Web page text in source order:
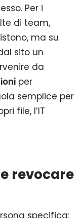
Per i
di team,
ma su
sito un
da
per
semplice per
file, l’IT
revocare
specifica: